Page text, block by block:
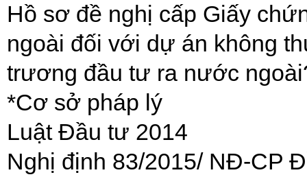
Hồ sơ đề nghị cấp Giấy
ngoài đối với dự án không
trương đầu tư ra nước
*Cơ sở pháp lý
Luật Đầu tư 2014
Nghị định 83/2015/ NĐ-CP